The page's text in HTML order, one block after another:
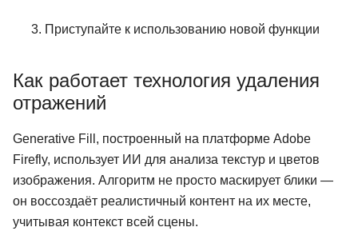
Приступайте к использованию новой функции
Как работает технология удаления
отражений
Generative Fill, построенный на платформе Adobe
Firefly, использует ИИ для анализа текстур и цветов
изображения. Алгоритм не просто маскирует блики —
он воссоздаёт реалистичный контент на их месте,
учитывая контекст всей сцены.